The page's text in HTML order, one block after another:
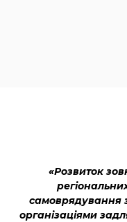
«Розвиток
самоврядування
організаціями